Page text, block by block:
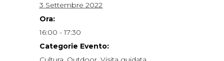
3 Settembre 2022
Ora:
16:00 - 17:30
Categorie Evento: